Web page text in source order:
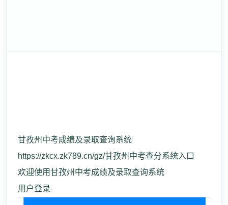
甘孜州中考成绩及录取查询系统
https://zkcx.zk789.cn/gz/甘孜州中考查分系统入口
欢迎使用甘孜州中考成绩及录取查询系统
用户登录